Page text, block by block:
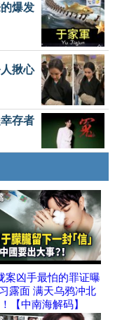
爆发
揪心
存者
案凶手最怕的罪证曝
露面 满天乌鸦冲北
【中南海解码】